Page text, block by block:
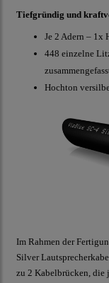
Tiefgründig und
Je 2 Adern – 1x
448 einzelne
Hochton
Im Rahmen der
Silver
zu 2 Kabelbrücken, die